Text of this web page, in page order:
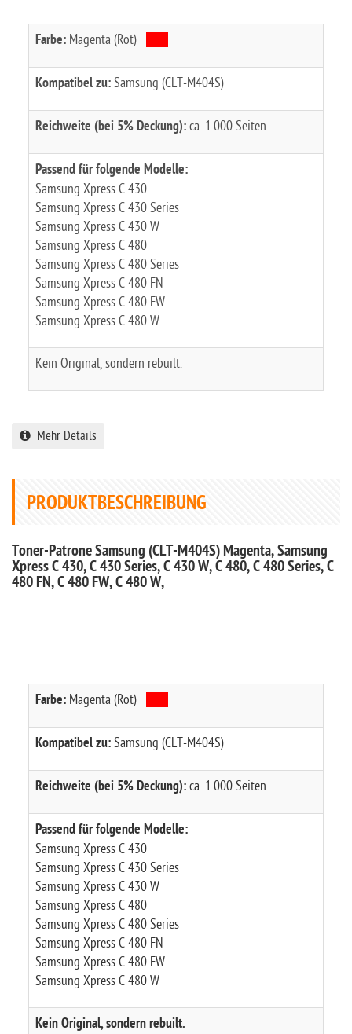
Farbe: Magenta (Rot)
Kompatibel zu: Samsung (CLT-M404S)
Reichweite (bei 5% Deckung): ca. 1.000 Seiten
Passend für folgende Modelle:
Samsung Xpress C 430
Samsung Xpress C 430 Series
Samsung Xpress C 430 W
Samsung Xpress C 480
Samsung Xpress C 480 Series
Samsung Xpress C 480 FN
Samsung Xpress C 480 FW
Samsung Xpress C 480 W
Kein Original, sondern rebuilt.
Mehr Details
PRODUKTBESCHREIBUNG
Toner-Patrone Samsung (CLT-M404S) Magenta, Samsung
Xpress C 430, C 430 Series, C 430 W, C 480, C 480 Series, C
480 FN, C 480 FW, C 480 W,
Farbe: Magenta (Rot)
Kompatibel zu: Samsung (CLT-M404S)
Reichweite (bei 5% Deckung): ca. 1.000 Seiten
Passend für folgende Modelle:
Samsung Xpress C 430
Samsung Xpress C 430 Series
Samsung Xpress C 430 W
Samsung Xpress C 480
Samsung Xpress C 480 Series
Samsung Xpress C 480 FN
Samsung Xpress C 480 FW
Samsung Xpress C 480 W
Kein Original, sondern rebuilt.